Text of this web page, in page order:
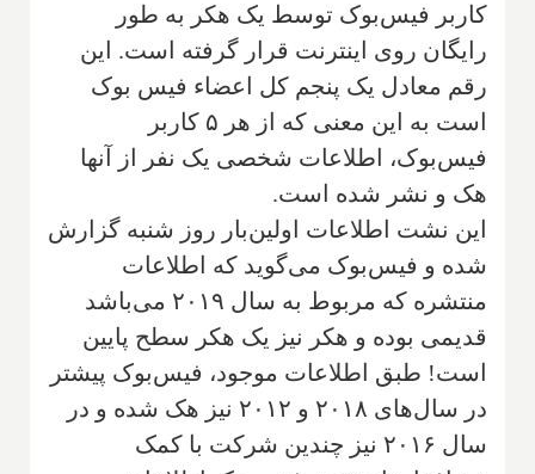
کاربر فیس‌بوک توسط یک هکر به طور
رایگان روی اینترنت قرار گرفته است. این
رقم معادل یک پنجم کل اعضاء فیس بوک
است به این معنی که از هر ۵ کاربر
فیس‌بوک، اطلاعات شخصی یک نفر از آنها
هک و نشر شده است.
این نشت اطلاعات اولین‌بار روز شنبه گزارش
شده و فیس‌بوک می‌گوید که اطلاعات
منتشره که مربوط به سال ۲۰۱۹ می‌باشد
قدیمی بوده و هکر نیز یک هکر سطح پایین
است! طبق اطلاعات موجود، فیس‌بوک پیشتر
در سال‌های ۲۰۱۸ و ۲۰۱۲ نیز هک شده و در
سال ۲۰۱۶ نیز چندین شرکت با کمک